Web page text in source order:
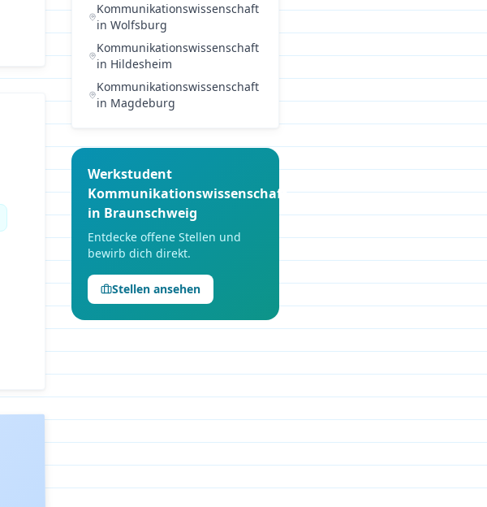
Kommunikationswissenschaft
in Wolfsburg
Kommunikationswissenschaft
in Hildesheim
Kommunikationswissenschaft
in Magdeburg
Werkstudent
Kommunikationswissenschaft
in Braunschweig
Entdecke offene Stellen und
bewirb dich direkt.
Stellen ansehen